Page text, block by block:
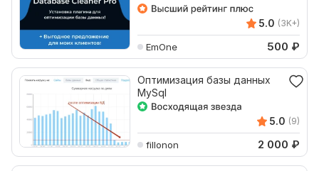
оптимизация базы данных
5.0 (3K+)
EmOne 500 ₽
Оптимизация базы данных
MySql
5.0 (9)
fillonon 2 000 ₽